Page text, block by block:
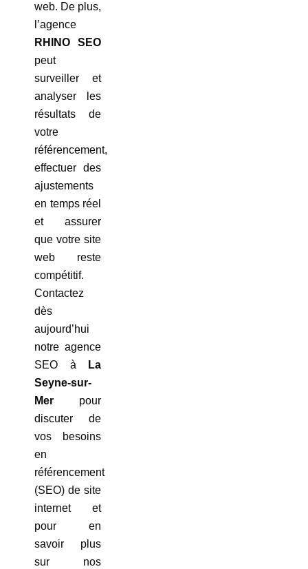
web. De plus,
l’agence
RHINO SEO
peut
surveiller et
analyser les
résultats de
votre
référencement,
effectuer des
ajustements
en temps réel
et assurer
que votre site
web reste
compétitif.
Contactez
dès
aujourd’hui
notre agence
SEO à
La
Seyne-sur-
Mer pour
discuter de
vos besoins
en
référencement
(SEO) de site
internet et
pour en
savoir plus
sur nos